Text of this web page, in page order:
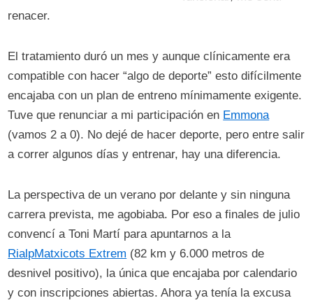
renacer.
El tratamiento duró un mes y aunque clínicamente era
compatible con hacer “algo de deporte” esto difícilmente
encajaba con un plan de entreno mínimamente exigente.
Tuve que renunciar a mi participación en Emmona
(vamos 2 a 0). No dejé de hacer deporte, pero entre salir
a correr algunos días y entrenar, hay una diferencia.
La perspectiva de un verano por delante y sin ninguna
carrera prevista, me agobiaba. Por eso a finales de julio
convencí a Toni Martí para apuntarnos a la
RialpMatxicots Extrem (82 km y 6.000 metros de
desnivel positivo), la única que encajaba por calendario
y con inscripciones abiertas. Ahora ya tenía la excusa